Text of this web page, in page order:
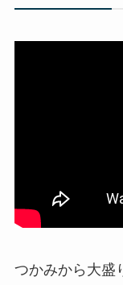
つかみから大盛